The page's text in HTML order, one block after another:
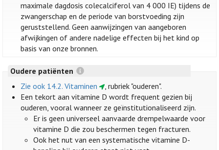
maximale dagdosis colecalciferol van 4 000 IE) tijdens de
zwangerschap en de periode van borstvoeding zijn
geruststellend. Geen aanwijzingen van aangeboren
afwijkingen of andere nadelige effecten bij het kind op
basis van onze bronnen.
Oudere patiënten
Zie ook 14.2. Vitaminen
, rubriek "ouderen".
Een tekort aan vitamine D wordt frequent gezien bij
ouderen, vooral wanneer ze geïnstitutionaliseerd zijn.
Er is geen universeel aanvaarde drempelwaarde voor
vitamine D die zou beschermen tegen fracturen.
Ook het nut van een systematische vitamine D-